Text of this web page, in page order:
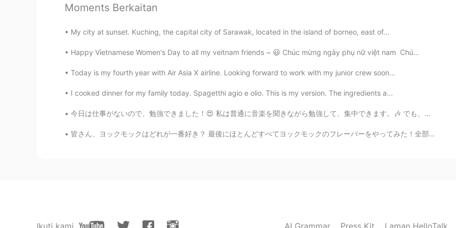
@Misa 楽しみですね😆
MS JP
@Haruka It’s very entertaining to do them 😂
Lala 2020.05.07 06:19
😍
Lala 2020.05.07 06:11
Moments Berkaitan
My city at sunset. Kuching, the capital city of Sarawak, located in the island of borneo, east of...
Happy Vietnamese Women's Day to all my veitnam friends ~ 😃 Chúc mừng ngày phụ nữ việt nam Chú...
Today is my fourth year with Air Asia X airline. Looking forward to work with my junior crew soon...
I cooked dinner for my family today. Spagetthi agio e olio. This is my version. The ingredients a...
今日は仕事がないので、勉強できました！😍 私は普通に音楽を聞きながら勉強して、集中できます。🎶 でも、勉強するの間にお腹が空いていてこのお菓子を食べました。🤣 日本のお菓子は美味しいし、色んな味...
皆さん、ヨックモックはどれが一番好き？ 最後にほとんどすべてヨックモックのフレーバーをやってみた！全部美味しかったけど、一番好きのはマカダミアです。シーズナルフレーバーもあるですね。なんか、桜の...
Ikuti kami AI Grammar Press Kit Laman HelloTalk